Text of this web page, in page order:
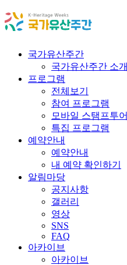
국가유산주간
국가유산주간 소개
프로그램
전체보기
참여 프로그램
모바일 스탬프투어
특집 프로그램
예약안내
예약안내
내 예약 확인하기
알림마당
공지사항
갤러리
영상
SNS
FAQ
아카이브
아카이브